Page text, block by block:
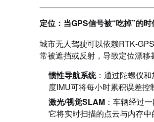
定位：当GPS信号被“吃掉”的时
城市无人驾驶可以依赖
常被遮挡或反射，导致定位漂移
惯性导航系统：通过陀螺仪
度IMU可将每小时累积误差控
激光/视觉SLAM ：车辆经过
它将实时扫描的点云与内存